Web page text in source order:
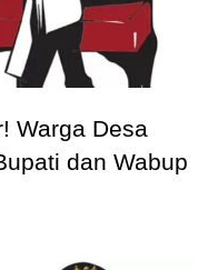
Warga Desa
dan Wabup